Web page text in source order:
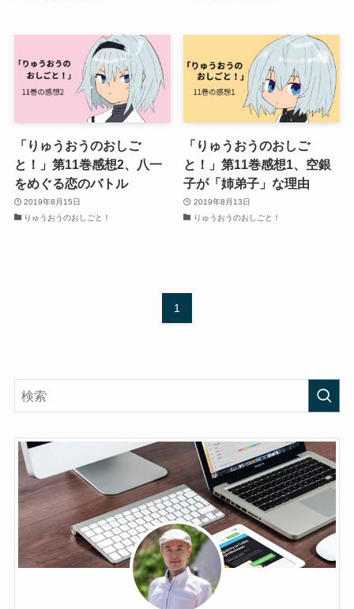
「りゅうおうのおしご
と！」第11巻感想2、八一
をめぐる恋のバトル
2019年8月15日
りゅうおうのおしごと！
「りゅうおうのおしご
と！」第11巻感想1、空銀
子が「姉弟子」な理由
2019年8月13日
りゅうおうのおしごと！
1